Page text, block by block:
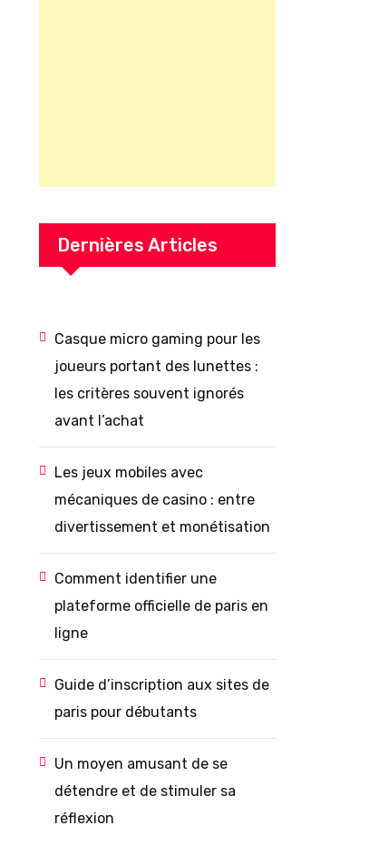
Dernières Articles
Casque micro gaming pour les
joueurs portant des lunettes :
les critères souvent ignorés
avant l’achat
Les jeux mobiles avec
mécaniques de casino : entre
divertissement et monétisation
Comment identifier une
plateforme officielle de paris en
ligne
Guide d’inscription aux sites de
paris pour débutants
Un moyen amusant de se
détendre et de stimuler sa
réflexion